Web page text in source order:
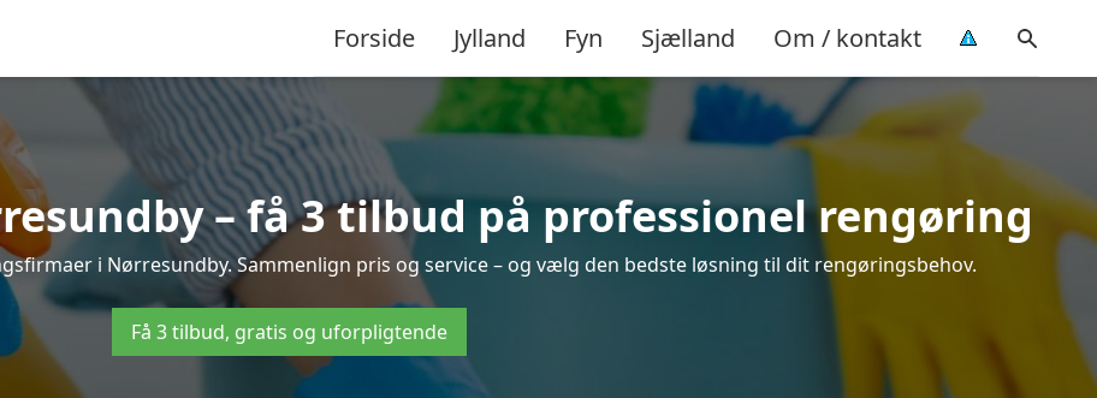
Forside Jylland Fyn Sjælland Om / kontakt
– få 3 tilbud på professionel rengøring
i Nørresundby. Sammenlign pris og service – og vælg den bedste løsning til dit rengøringsbehov.
Få 3 tilbud, gratis og uforpligtende